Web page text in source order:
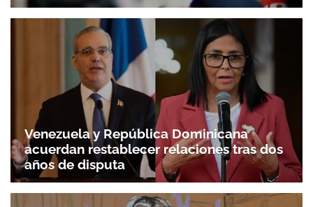
Venezuela y República Dominicana
acuerdan restablecer relaciones tras dos
años de disputa